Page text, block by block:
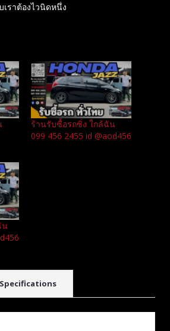
ราต้องไวนิดหนึ่ง
ร้านรับซื้อรถซิ่ง ใกล้ฉัน
099 456 2455 id @aod456
น
Specifications